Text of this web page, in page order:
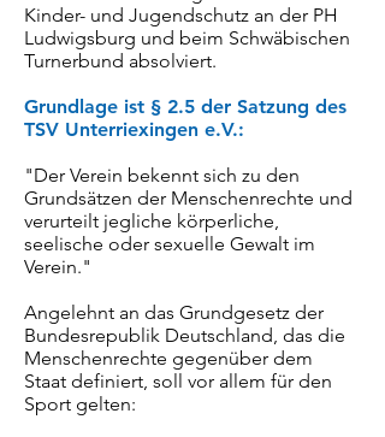
Kinder- und Jugendschutz an der PH
Ludwigsburg und beim Schwäbischen
Turnerbund absolviert.
Grundlage ist § 2.5 der Satzung des
TSV Unterriexingen e.V.:
"Der Verein bekennt sich zu den
Grundsätzen der Menschenrechte und
verurteilt jegliche körperliche,
seelische oder sexuelle Gewalt im
Verein."
Angelehnt an das Grundgesetz der
Bundesrepublik Deutschland, das die
Menschenrechte gegenüber dem
Staat definiert, soll vor allem für den
Sport gelten: